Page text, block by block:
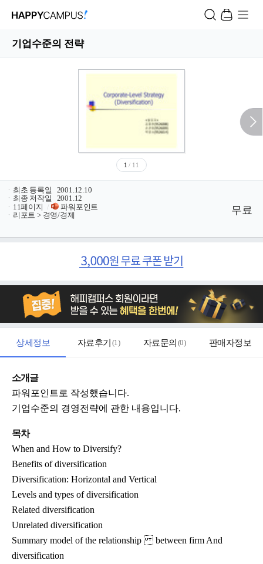
기업수준의 전략
1 / 11
ㆍ 최초 등록일
2001.12.10
ㆍ 최종 저작일
2001.12
ㆍ 11페이지 /
파워포인트
ㆍ 리포트 > 경영/경제 무료
상세정보 자료후기 (1) 자료문의 (0) 판매자정보
소개글
파워포인트로 작성했습니다.
기업수준의 경영전략에 관한 내용입니다.
목차
When and How to Diversify?
Benefits of diversification
Diversification: Horizontal and Vertical
Levels and types of diversification
Related diversification
Unrelated diversification
Summary model of the relationship between firm And
diversification